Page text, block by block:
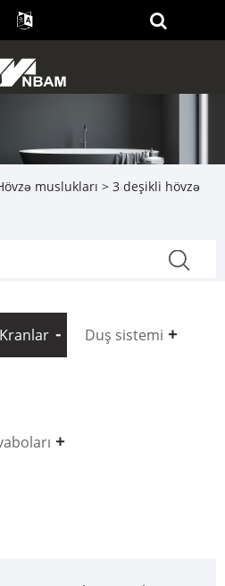
muslukları > 3 deşikli hövzə
Kranlar Duş sistemi